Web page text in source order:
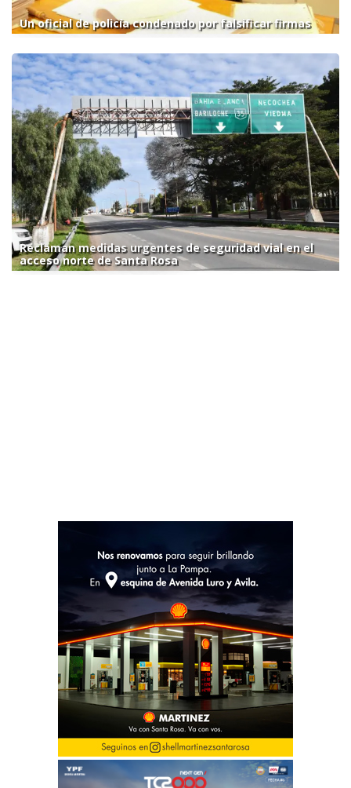
Un oficial de policía condenado por falsificar firmas
Reclaman medidas urgentes de seguridad vial en el
acceso norte de Santa Rosa